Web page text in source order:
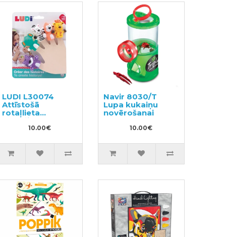
LUDI L30074
Attīstošā
rotaļlieta
mazuļiem -
pirkstu lelles
10.00€
Navir 8030/T
Lupa kukaiņu
novērošanai
10.00€